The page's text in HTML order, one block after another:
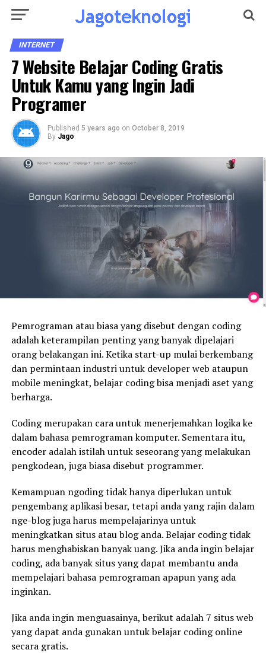
INTERNET
7 Website Belajar Coding Gratis
Untuk Kamu yang Ingin Jadi
Programer
Published 5 years ago on October 8, 2019
By Jago
Pemrograman atau biasa yang disebut dengan coding
adalah keterampilan penting yang banyak dipelajari
orang belakangan ini. Ketika start-up mulai berkembang
dan permintaan industri untuk developer web ataupun
mobile meningkat, belajar coding bisa menjadi aset yang
berharga.
Coding merupakan cara untuk menerjemahkan logika ke
dalam bahasa pemrograman komputer. Sementara itu,
encoder adalah istilah untuk seseorang yang melakukan
pengkodean, juga biasa disebut programmer.
Kemampuan ngoding tidak hanya diperlukan untuk
pengembang aplikasi besar, tetapi anda yang rajin dalam
nge-blog juga harus mempelajarinya untuk
meningkatkan situs atau blog anda. Belajar coding tidak
harus menghabiskan banyak uang. Jika anda ingin belajar
coding, ada banyak situs yang dapat membantu anda
mempelajari bahasa pemrograman apapun yang ada
inginkan.
Jika anda ingin menguasainya, berikut adalah 7 situs web
yang dapat anda gunakan untuk belajar coding online
secara gratis.